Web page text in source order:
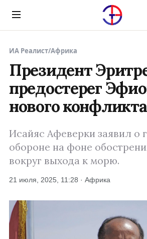
Menu
ИА Реалист/Африка
Президент
предостерег
нового конфликта
Исайяс Афеверки заявил о
обороне на фоне
вокруг выхода к морю.
21 июля, 2025, 11:28 · Африка